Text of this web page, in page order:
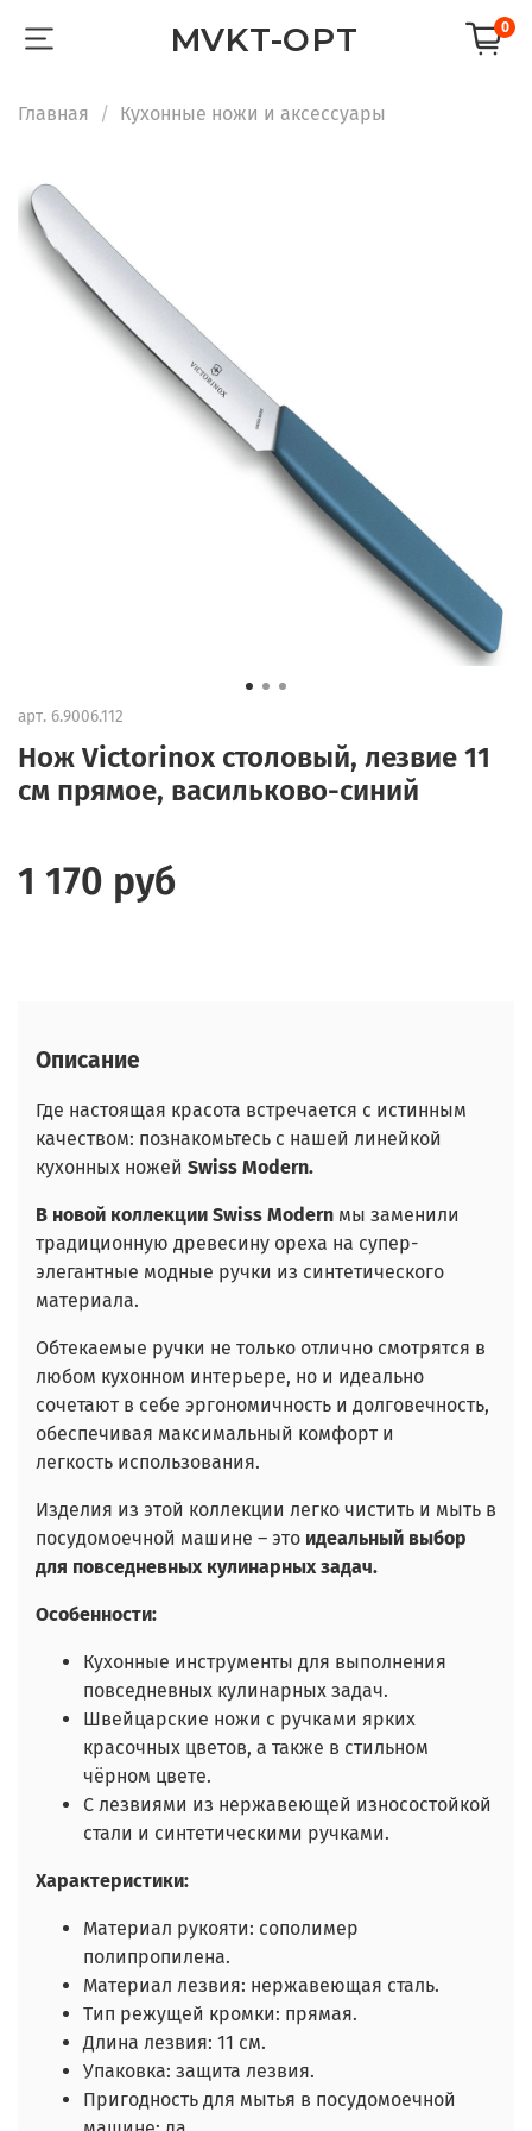
MVKT-OPT 0
Главная Кухонные ножи и аксессуары
арт. 6.9006.112
Нож Victorinox столовый, лезвие 11
см прямое, васильково-синий
1 170 руб
Описание
Где настоящая красота встречается с истинным
качеством: познакомьтесь с нашей линейкой
кухонных ножей Swiss Modern.
В новой коллекции Swiss Modern мы заменили
традиционную древесину ореха на супер-
элегантные модные ручки из синтетического
материала.
Обтекаемые ручки не только отлично смотрятся в
любом кухонном интерьере, но и идеально
сочетают в себе эргономичность и долговечность,
обеспечивая максимальный комфорт и
легкость использования.
Изделия из этой коллекции легко чистить и мыть в
посудомоечной машине – это идеальный выбор
для повседневных кулинарных задач.
Особенности:
Кухонные инструменты для выполнения
повседневных кулинарных задач.
Швейцарские ножи с ручками ярких
красочных цветов, а также в стильном
чёрном цвете.
С лезвиями из нержавеющей износостойкой
стали и синтетическими ручками.
Характеристики:
Материал рукояти: сополимер
полипропилена.
Материал лезвия: нержавеющая сталь.
Тип режущей кромки: прямая.
Длина лезвия: 11 см.
Упаковка: защита лезвия.
Пригодность для мытья в посудомоечной